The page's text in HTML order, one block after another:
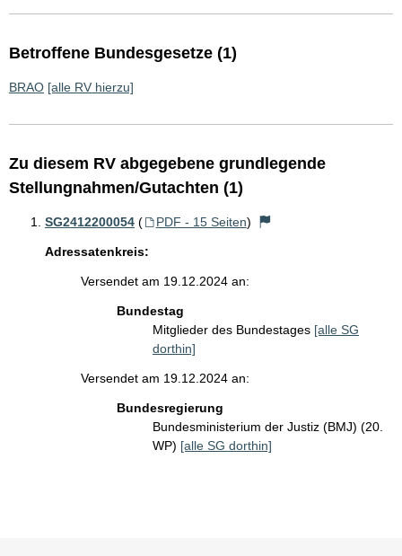
Betroffene Bundesgesetze (1)
BRAO [alle RV hierzu]
Zu diesem RV abgegebene grundlegende
Stellungnahmen/Gutachten (1)
SG2412200054 ( PDF - 15 Seiten)
Adressatenkreis:
Versendet am 19.12.2024 an:
Bundestag
Mitglieder des Bundestages [alle SG
dorthin]
Versendet am 19.12.2024 an:
Bundesregierung
Bundesministerium der Justiz (BMJ) (20.
WP) [alle SG dorthin]